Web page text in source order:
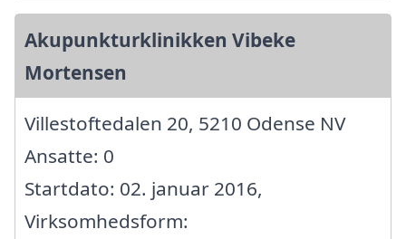
Akupunkturklinikken Vibeke
Mortensen
Villestoftedalen 20, 5210 Odense NV
Ansatte: 0
Startdato: 02. januar 2016,
Virksomhedsform: